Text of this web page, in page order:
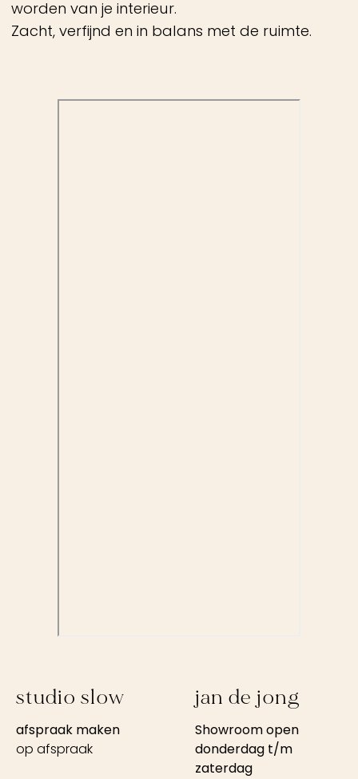
studio slow
afspraak maken
op afspraak
jan de jong
Showroom open
donderdag t/m
zaterdag